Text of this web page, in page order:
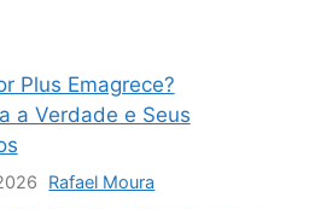
Plus Emagrece?
a Verdade e Seus
Rafael Moura